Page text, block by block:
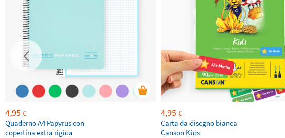
4,95 €
Quaderno A4 Papyrus con
copertina extra rigida
4,95 €
Carta da disegno bianca
Canson Kids